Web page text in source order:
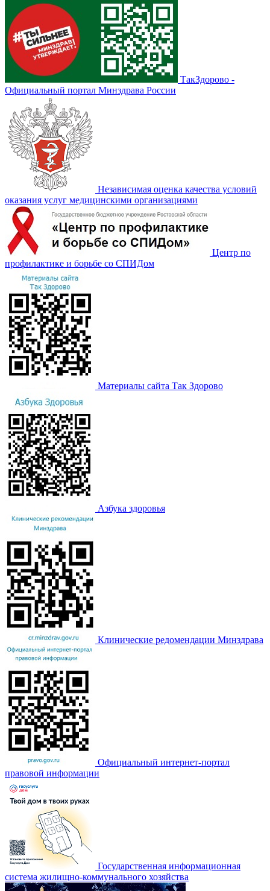
ТакЗдорово -
Официальный портал Минздрава России
Независимая оценка качества условий
оказания услуг медицинскими организациями
Центр по
профилактике и борьбе со СПИДом
Материалы сайта Так Здорово
Азбука здоровья
Клинические редомендации Минздрава
Официальный интернет-портал
правовой информации
Государственная информационная
система жилищно-коммунального хозяйства